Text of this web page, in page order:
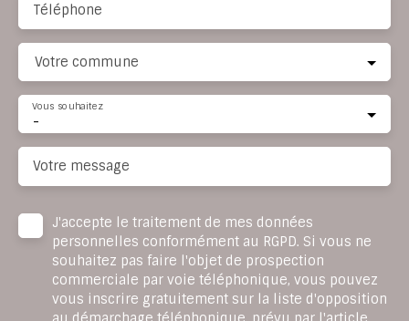
Téléphone
Votre commune
-
Vous souhaitez
Votre message
J'accepte le traitement de mes données
personnelles conformément au RGPD. Si vous ne
souhaitez pas faire l'objet de prospection
commerciale par voie téléphonique, vous pouvez
vous inscrire gratuitement sur la liste d'opposition